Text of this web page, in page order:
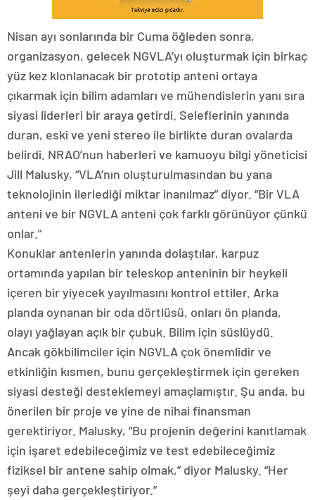
Nisan ayı sonlarında bir Cuma öğleden sonra,
organizasyon, gelecek NGVLA’yı oluşturmak için birkaç
yüz kez klonlanacak bir prototip anteni ortaya
çıkarmak için bilim adamları ve mühendislerin yanı sıra
siyasi liderleri bir araya getirdi. Seleflerinin yanında
duran, eski ve yeni stereo ile birlikte duran ovalarda
belirdi. NRAO’nun haberleri ve kamuoyu bilgi yöneticisi
Jill Malusky, “VLA’nın oluşturulmasından bu yana
teknolojinin ilerlediği miktar inanılmaz” diyor. “Bir VLA
anteni ve bir NGVLA anteni çok farklı görünüyor çünkü
onlar.”
Konuklar antenlerin yanında dolaştılar, karpuz
ortamında yapılan bir teleskop anteninin bir heykeli
içeren bir yiyecek yayılmasını kontrol ettiler. Arka
planda oynanan bir oda dörtlüsü, onları ön planda,
olayı yağlayan açık bir çubuk. Bilim için süslüydü.
Ancak gökbilimciler için NGVLA çok önemlidir ve
etkinliğin kısmen, bunu gerçekleştirmek için gereken
siyasi desteği desteklemeyi amaçlamıştır. Şu anda, bu
önerilen bir proje ve yine de nihai finansman
gerektiriyor. Malusky, “Bu projenin değerini kanıtlamak
için işaret edebileceğimiz ve test edebileceğimiz
fiziksel bir antene sahip olmak,” diyor Malusky. “Her
şeyi daha gerçekleştiriyor.”